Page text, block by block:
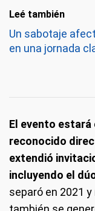
Leé también
Un sabotaje
en una jornada
El evento estará
reconocido
extendió
incluyendo el
separó en 2021